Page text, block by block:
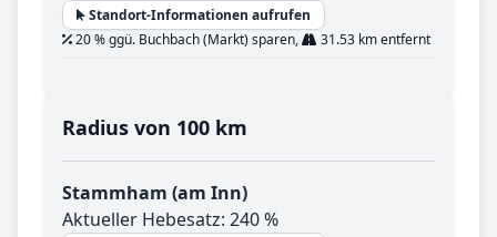
Standort-Informationen aufrufen
20 % ggü. Buchbach (Markt) sparen,
31.53 km entfernt
Radius von 100 km
Stammham (am Inn)
Aktueller Hebesatz: 240 %